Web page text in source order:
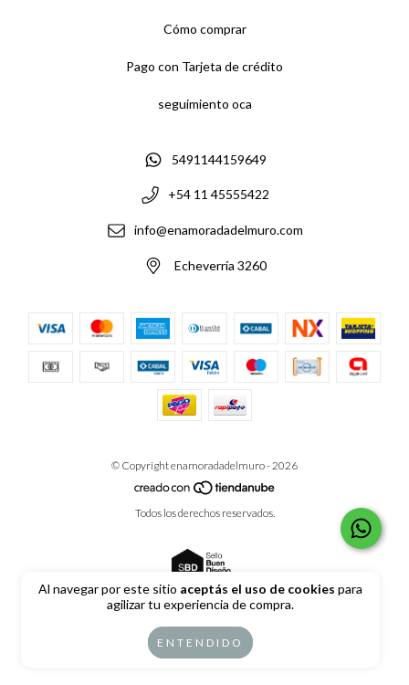
Al navegar por este sitio aceptás el uso de cookies para
agilizar tu experiencia de compra.
ENTENDIDO
Cómo comprar
Pago con Tarjeta de crédito
seguimiento oca
5491144159649
+54 11 45555422
info@enamoradadelmuro.com
Echeverría 3260
© Copyright enamoradadelmuro - 2026
Todos los derechos reservados.
Defensa de las y los consumidores. Para reclamos